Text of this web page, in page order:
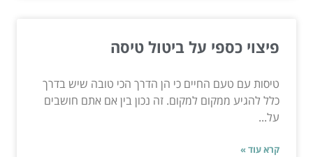
פיצוי כספי על ביטול טיסה
טיסות עם טעם החיים כי הן הדרך הכי טובה שיש בדרך
כלל להגיע ממקום למקום. זה נכון בין אם אתם חושבים
על...
קרא עוד »